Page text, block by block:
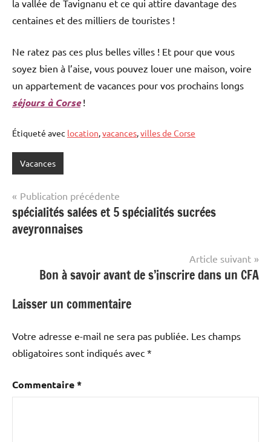
la vallée de Tavignanu et ce qui attire davantage des
centaines et des milliers de touristes !
Ne ratez pas ces plus belles villes ! Et pour que vous
soyez bien à l’aise, vous pouvez louer une maison, voire
un appartement de vacances pour vos prochains longs
séjours à Corse!
Étiqueté avec location,vacances,villes de Corse
Vacances
Navigation
de
l’article
Publication précédente
spécialités salées et 5 spécialités sucrées
aveyronnaises
Article suivant
Bon à savoir avant de s’inscrire dans un CFA
Laisser un commentaire
Votre adresse e-mail ne sera pas publiée. Les champs
obligatoires sont indiqués avec *
Commentaire*